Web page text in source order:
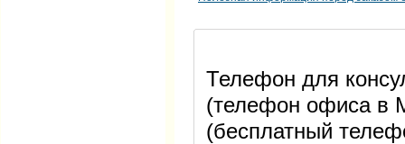
Телефон для
(телефон офиса в
(бесплатный